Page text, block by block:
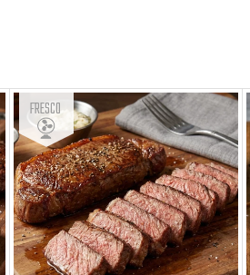
Fresco